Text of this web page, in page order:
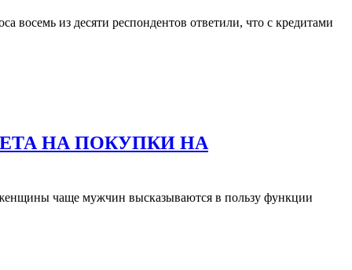
восемь из десяти респондентов ответили, что с кредитами
НА ПОКУПКИ НА
чаще мужчин высказываются в пользу функции